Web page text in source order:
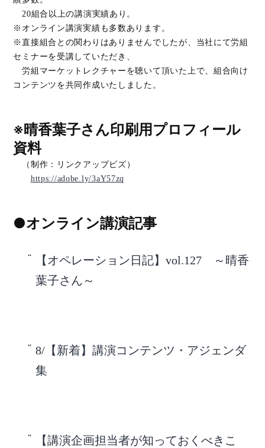
20組合以上の講演実績あり。
※オンライン講演実績も多数あります。
※直接組合との関わりはありませんでしたが、当社にて労組
セミナーを受講していただき、
労組マーケットレクチャーを聴いて頂いた上で、組合向け
コンテンツを共同作成いたしました。
※晴香葉子さん印刷用プロフィール
資料
（制作：リンクアップビズ）
https://adobe.ly/3aY57zq
●オンライン講演記事
【オペレーション日記】vol.127 ～晴香
葉子さん～
8/【新着】講演コンテンツ・アジェンダ
集
【講演企画担当者が知っておくべきこ